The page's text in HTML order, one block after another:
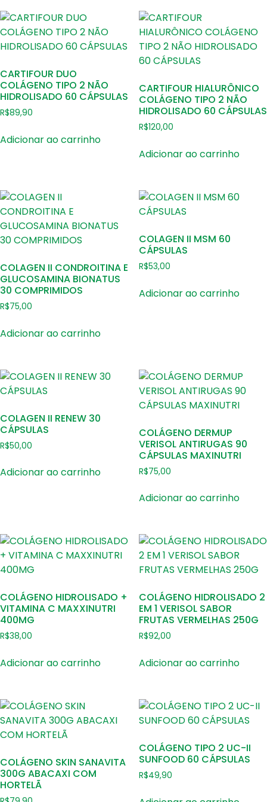
CARTIFOUR DUO
COLÁGENO TIPO 2 NÃO
HIDROLISADO 60 CÁPSULAS
R$89,90
Adicionar ao carrinho
CARTIFOUR HIALURÔNICO
COLÁGENO TIPO 2 NÃO
HIDROLISADO 60 CÁPSULAS
R$120,00
Adicionar ao carrinho
COLAGEN II CONDROITINA E
GLUCOSAMINA BIONATUS
30 COMPRIMIDOS
R$75,00
Adicionar ao carrinho
COLAGEN II MSM 60
CÁPSULAS
R$53,00
Adicionar ao carrinho
COLAGEN II RENEW 30
CÁPSULAS
R$50,00
Adicionar ao carrinho
COLÁGENO DERMUP
VERISOL ANTIRUGAS 90
CÁPSULAS MAXINUTRI
R$75,00
Adicionar ao carrinho
COLÁGENO HIDROLISADO +
VITAMINA C MAXXINUTRI
400MG
R$38,00
Adicionar ao carrinho
COLÁGENO HIDROLISADO 2
EM 1 VERISOL SABOR
FRUTAS VERMELHAS 250G
R$92,00
Adicionar ao carrinho
COLÁGENO SKIN SANAVITA
300G ABACAXI COM
HORTELÃ
COLÁGENO TIPO 2 UC-II
SUNFOOD 60 CÁPSULAS
R$49,90